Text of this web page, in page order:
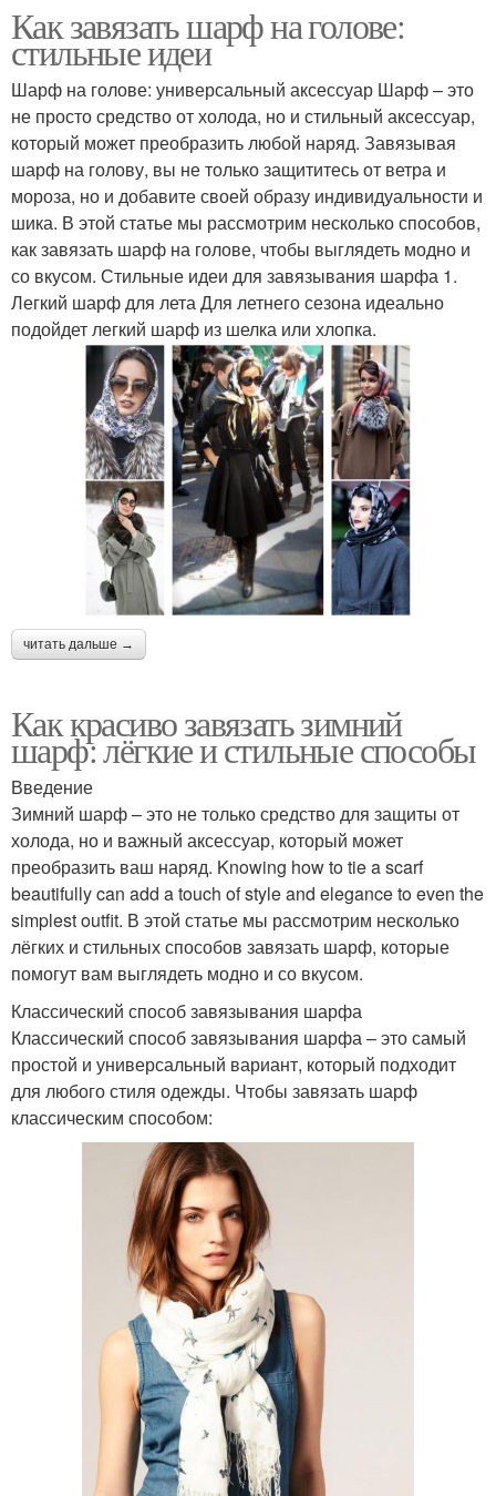
Как завязать шарф на голове:
стильные идеи
Шарф на голове: универсальный аксессуар Шарф – это
не просто средство от холода, но и стильный аксессуар,
который может преобразить любой наряд. Завязывая
шарф на голову, вы не только защититесь от ветра и
мороза, но и добавите своей образу индивидуальности и
шика. В этой статье мы рассмотрим несколько способов,
как завязать шарф на голове, чтобы выглядеть модно и
со вкусом. Стильные идеи для завязывания шарфа 1.
Легкий шарф для лета Для летнего сезона идеально
подойдет легкий шарф из шелка или хлопка.
читать дальше →
Как красиво завязать зимний
шарф: лёгкие и стильные способы
Введение
Зимний шарф – это не только средство для защиты от
холода, но и важный аксессуар, который может
преобразить ваш наряд. Knowing how to tie a scarf
beautifully can add a touch of style and elegance to even the
simplest outfit. В этой статье мы рассмотрим несколько
лёгких и стильных способов завязать шарф, которые
помогут вам выглядеть модно и со вкусом.
Классический способ завязывания шарфа
Классический способ завязывания шарфа – это самый
простой и универсальный вариант, который подходит
для любого стиля одежды. Чтобы завязать шарф
классическим способом: